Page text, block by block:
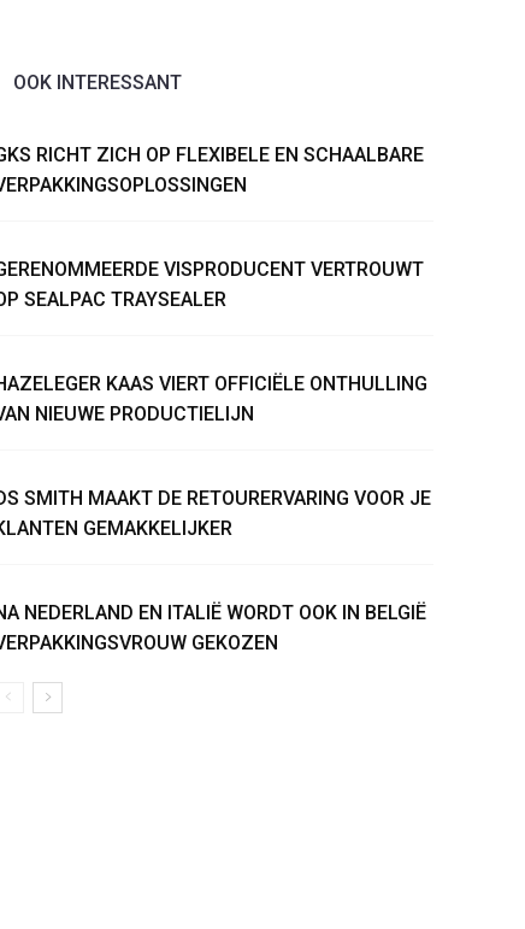
OOK INTERESSANT
RICHT ZICH OP FLEXIBELE EN SCHAALBARE
VISPRODUCENT VERTROUWT
SEALPAC TRAYSEALER
KAAS VIERT OFFICIËLE ONTHULLING
NIEUWE PRODUCTIELIJN
SMITH MAAKT DE RETOURERVARING VOOR JE
GEMAKKELIJKER
NEDERLAND EN ITALIË WORDT OOK IN BELGIË
GEKOZEN